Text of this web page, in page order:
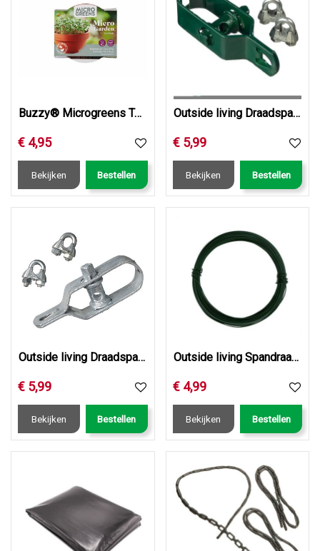
Buzzy® Microgreens Terra Schaaltje Boerenkool
€ 4,95
Bekijken Bestellen
Outside living Draadspanset+2 draadklemmen groen
€ 5,99
Bekijken Bestellen
Outside living Draadspanset+2 draadklemmen gegalv.
€ 5,99
Bekijken Bestellen
Outside living Spandraad geplastific. d1.4mm l30m
€ 4,99
Bekijken Bestellen